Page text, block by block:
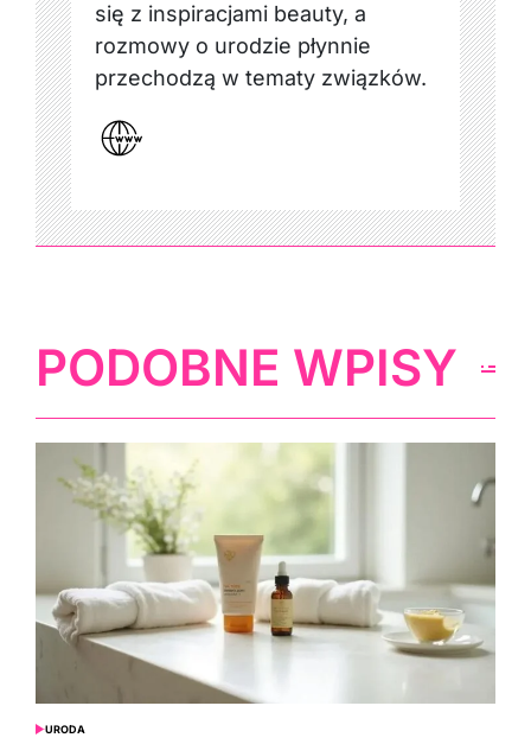
się z inspiracjami beauty, a
rozmowy o urodzie płynnie
przechodzą w tematy związków.
PODOBNE WPISY
POSTED
URODA